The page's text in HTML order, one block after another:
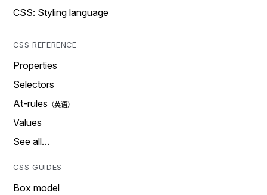
CSS: Styling language
CSS REFERENCE
Properties
Selectors
At-rules
Values
See all…
CSS GUIDES
Box model